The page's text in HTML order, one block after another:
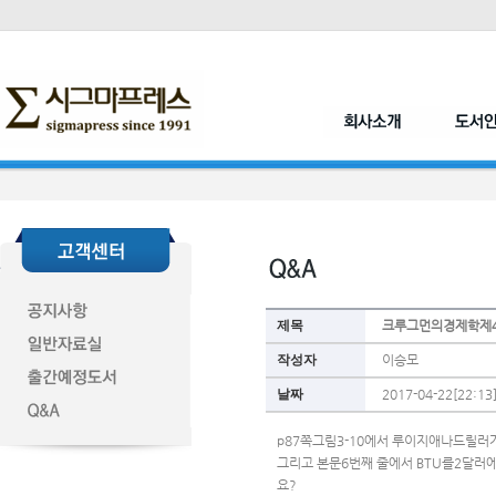
제목 크루그먼의경제학제
작성자 이승모
날짜 2017-04-22[22:13]
p87쪽그림3-10에서 루이지애나드릴러
그리고 본문6번째 줄에서 BTU를2달러
요?